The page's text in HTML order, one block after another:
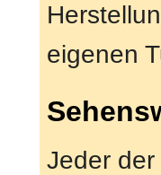
eigenen
Jeder